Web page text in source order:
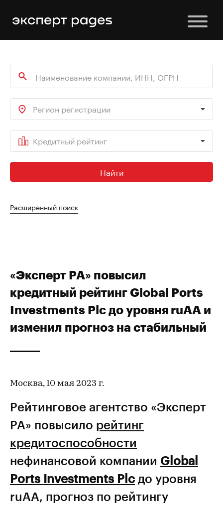
Регион регистрации
Кредитный рейтинг
Найти
Расширенный поиск
«Эксперт РА» повысил
кредитный рейтинг Global Ports
Investments Plc до уровня ruAA и
изменил прогноз на стабильный
Москва, 10 мая 2023 г.
Рейтинговое агентство «Эксперт
РА» повысило рейтинг
кредитоспособности
нефинансовой компании Global
Ports Investments Plc до уровня
ruAA, прогноз по рейтингу